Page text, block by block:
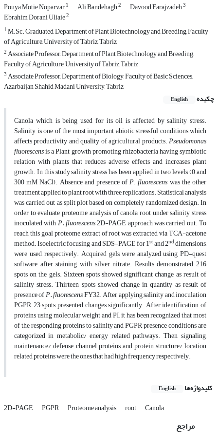
Pouya Motie Noparvar1 Ali Bandehagh2 Davood Farajzadeh3
Ebrahim Dorani Uliaie2
1M.Sc. Graduated, Department of Plant Biotechnology and Breeding, Faculty
of Agriculture, University of Tabriz, Tabriz
2Associate Professor, Department of Plant Biotechnology and Breeding,
Faculty of Agriculture, University of Tabriz, Tabriz
3Associate Professor, Department of Biology, Faculty of Basic Sciences,
Azarbaijan Shahid Madani University, Tabriz
چکیده
English
Canola which is being used for its oil is affected by salinity stress.
Salinity is one of the most important abiotic stressful conditions which
affects productivity and quality of agricultural products.Pseudomonas
fluorescensis a Plant growth promoting rhizobacteria having symbiotic
relation with plants that reduces adverse effects and increases plant
growth. In this study salinity stress has been applied in two levels (0 and
300 mM NaCl). Absence and presence ofP.fluorescenswas the other
treatment applied to plant root with three replications. Statistical analysis
was carried out as split plot based on completely randomized design. In
order to evaluate proteome analysis of canola root under salinity stress
inoculated withP. fluorescens2D-PAGE approach was carried out. To
reach this goal proteome extract of root was extracted via TCA-acetone
method. Isoelectric focusing and SDS-PAGE for 1stand 2nddimensions,
were used, respectively. Acquired gels were analyzed using PD-quest
software after staining with silver nitrate. Results demonstrated 216
spots on the gels. Sixteen spots showed significant change as result of
salinity stress. Thirteen spots showed change in quantity as result of
presence ofP. fluorescensFY32. After applying salinity and inoculation
PGPR, 23 spots presented changes significantly. After identification of
proteins using molecular weight and PI, it has been recognized that most
of the responding proteins to salinity and PGPR presence conditions are
categorized in metabolic/ energy related pathways. Then, signaling,
maintenance/ defense, channel proteins and protein structure/ location
related proteins were the ones that had high frequency respectively.
کلیدواژه‌ها English
2D-PAGE PGPR Proteome analysis root Canola
مراجع